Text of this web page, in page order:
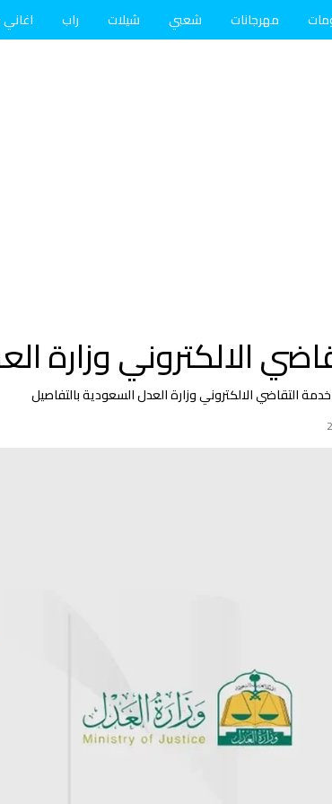
مهرجانات شعبي شيلات راب
الالكتروني وزارة
خدمة التقاضي الالكتروني وزارة العدل السعودية بالتفاصيل